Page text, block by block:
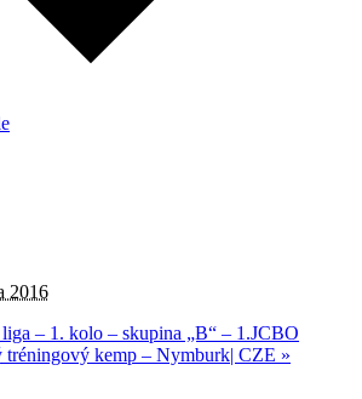
2016
– 1. kolo – skupina „B“ – 1.JCBO
tréningový kemp – Nymburk| CZE »